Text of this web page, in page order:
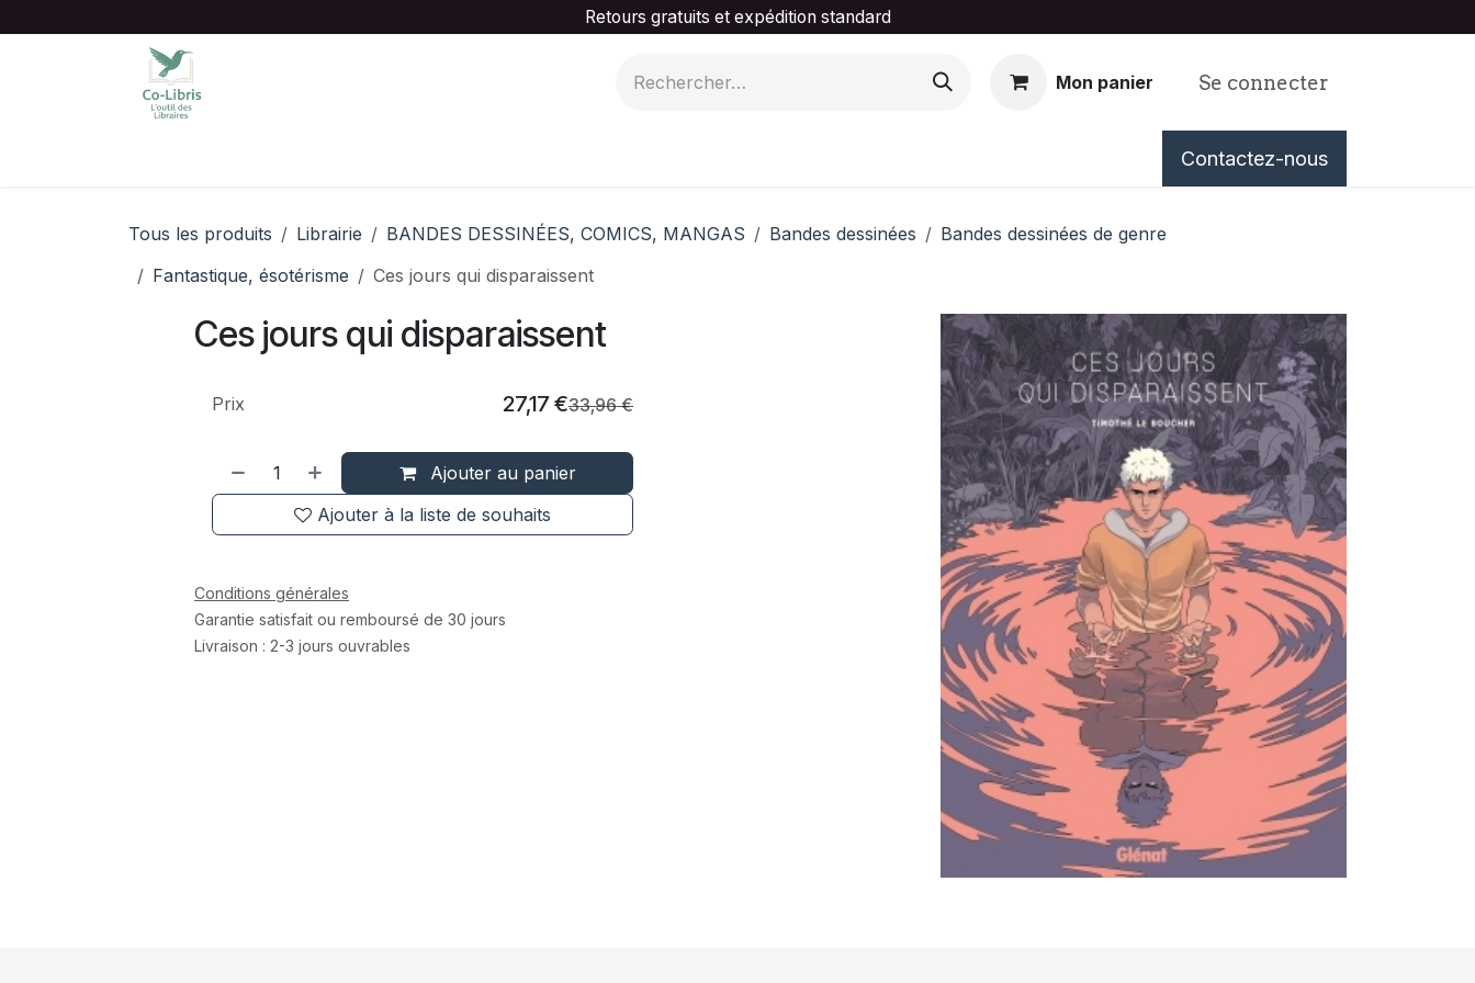
Retours gratuits et expédition standard
Mon panier Se connecter
Tableau de Bord
Contactez-nous
Tous les produits Librairie BANDES DESSINÉES, COMICS, MANGAS Bandes dessinées
Bandes dessinées de genre
Fantastique, ésotérisme
Ces jours qui disparaissent
Ces jours qui disparaissent
Ajouter au panier
Ajouter à la liste de souhaits
Prix 27,17 €33,96€
Conditions générales
Garantie satisfait ou remboursé de 30 jours
Livraison : 2-3 jours ouvrables